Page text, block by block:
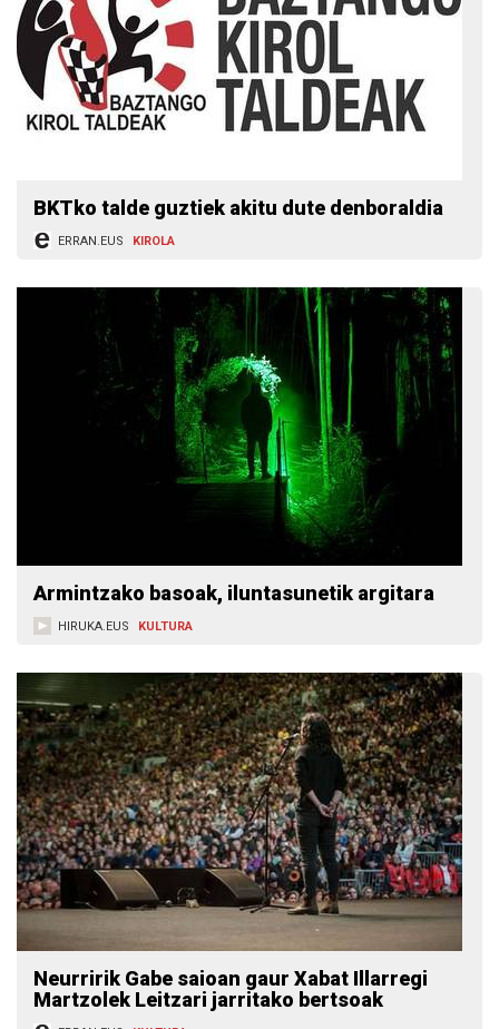
BKTko talde guztiek akitu dute denboraldia
ERRAN.EUS KIROLA
Armintzako basoak, iluntasunetik argitara
HIRUKA.EUS KULTURA
Neurririk Gabe saioan gaur Xabat Illarregi
Martzolek Leitzari jarritako bertsoak